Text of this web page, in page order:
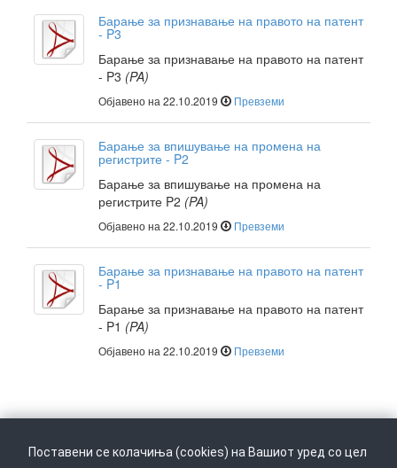
Барање за признавање на правото на патент
- P3
Барање за признавање на правото на патент
- P3 (PA)
Објавено на 22.10.2019 Превземи
Барање за впишување на промена на
регистрите - P2
Барање за впишување на промена на
регистрите P2 (PA)
Објавено на 22.10.2019 Превземи
Барање за признавање на правото на патент
- P1
Барање за признавање на правото на патент
- P1 (PA)
Објавено на 22.10.2019 Превземи
Поставени се колачиња (cookies) на Вашиот уред со цел